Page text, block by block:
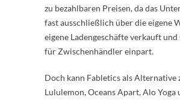
zu bezahlbaren Preisen, da das
fast ausschließlich über die eigene
eigene Ladengeschäfte verkauft und
für Zwischenhändler einpart.
Doch kann Fabletics als Alternative
Lululemon, Oceans Apart, Alo Yoga